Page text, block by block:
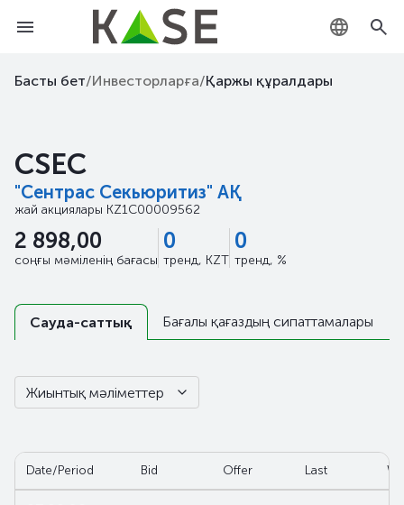
KZ
Басты бет/Инвесторларға/Қаржы құралдары
CSEC
"Сентрас Секьюритиз" АҚ
жай акциялары KZ1C00009562
2 898,00
соңғы мәміленің бағасы
0
тренд, KZT
0
тренд, %
Сауда-саттық Бағалы қағаздың сипаттамалары
Жиынтық мәліметтер
Date/Period Bid Offer Last